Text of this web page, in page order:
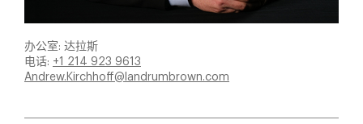
办公室: 达拉斯
电话: +1 214 923 9613
Andrew.Kirchhoff@landrumbrown.com